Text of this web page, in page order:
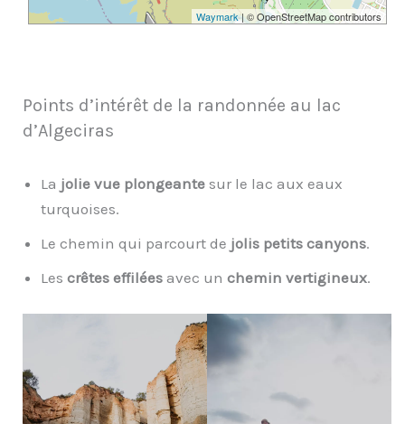
Waymark| © OpenStreetMap contributors
Points d’intérêt de la randonnée au lac
d’Algeciras
La jolie vue plongeante sur le lac aux eaux
turquoises.
Le chemin qui parcourt de jolis petits canyons.
Les crêtes effilées avec un chemin vertigineux.